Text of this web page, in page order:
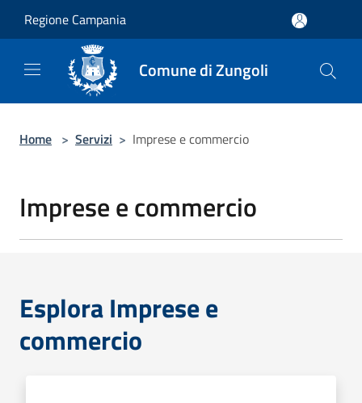
Regione Campania
Comune di Zungoli
Home > Servizi > Imprese e commercio
Imprese e commercio
Esplora Imprese e
commercio